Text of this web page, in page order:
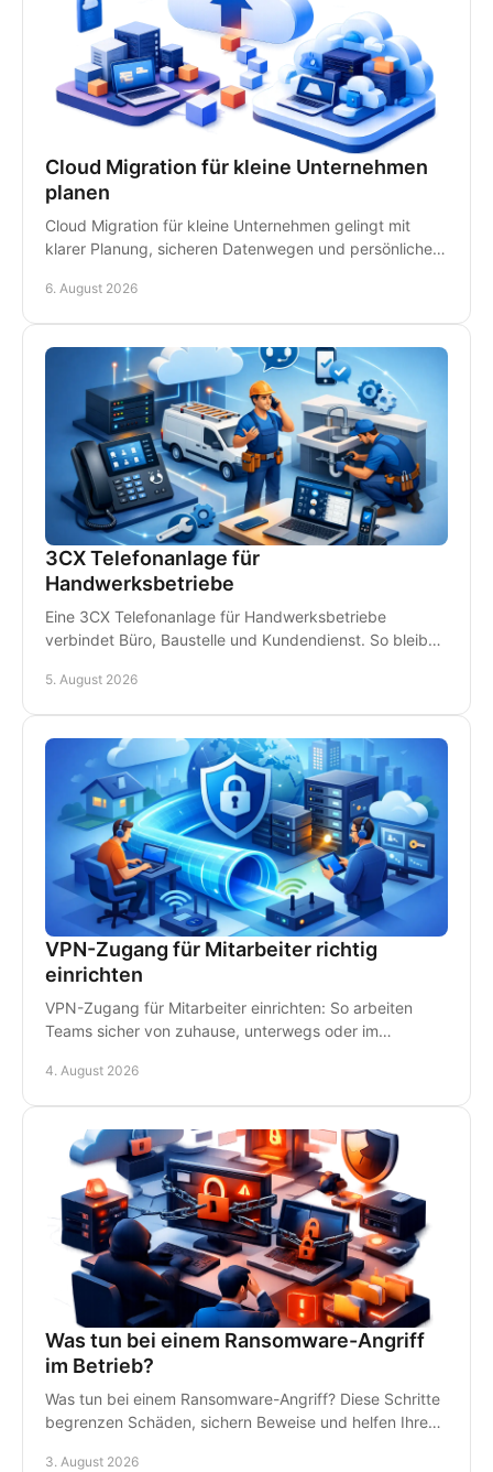
Cloud Migration für kleine Unternehmen
planen
Cloud Migration für kleine Unternehmen gelingt mit
klarer Planung, sicheren Datenwegen und persönlicher
6. August 2026
3CX Telefonanlage für
Handwerksbetriebe
Eine 3CX Telefonanlage für Handwerksbetriebe
verbindet Büro, Baustelle und Kundendienst. So bleiben
5. August 2026
VPN-Zugang für Mitarbeiter richtig
einrichten
VPN-Zugang für Mitarbeiter einrichten: So arbeiten
Teams sicher von zuhause, unterwegs oder im
Support.
4. August 2026
Was tun bei einem Ransomware-Angriff
im Betrieb?
Was tun bei einem Ransomware-Angriff? Diese Schritte
begrenzen Schäden, sichern Beweise und helfen Ihrem
3. August 2026